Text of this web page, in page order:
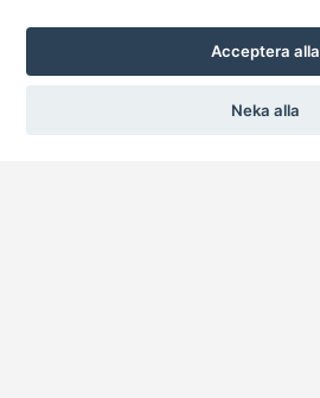
Acceptera alla
Neka alla